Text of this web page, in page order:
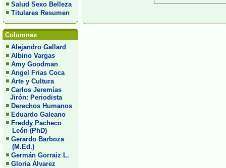
Salud Sexo Belleza
Titulares Resumen
Columnas
Alejandro Gallard
Albino Vargas
Amy Goodman
Angel Frias Coca
Arte y Cultura
Carlos Jeremías
Jirón: Periodista
Derechos Humanos
Eduardo Galeano
Freddy Pacheco
León (PhD)
Gerardo Barboza
(M.Ed.)
Germán Gorraiz L.
Gloria Álvarez